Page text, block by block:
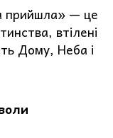
прийшла» — це
втілені
Дому, Неба і